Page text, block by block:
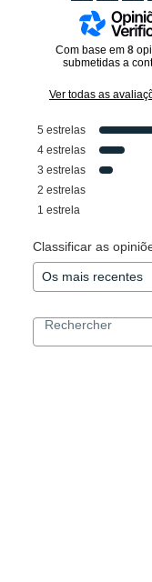
Com base em 8
submetidas a
Ver todas as
5 estrelas
4 estrelas
3 estrelas
2 estrelas
1 estrela
Classificar as